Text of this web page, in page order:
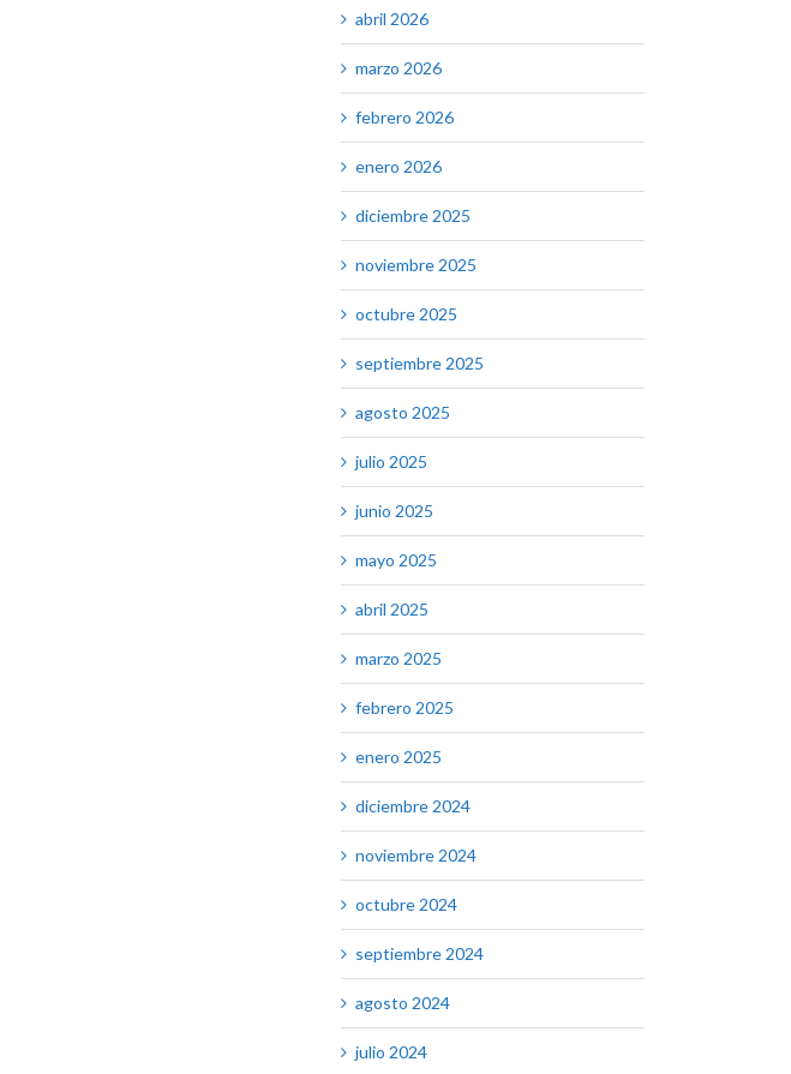
abril 2026
marzo 2026
febrero 2026
enero 2026
diciembre 2025
noviembre 2025
octubre 2025
septiembre 2025
agosto 2025
julio 2025
junio 2025
mayo 2025
abril 2025
marzo 2025
febrero 2025
enero 2025
diciembre 2024
noviembre 2024
octubre 2024
septiembre 2024
agosto 2024
julio 2024